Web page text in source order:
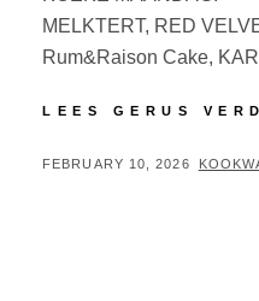
MELKTERT, RED
Rum&Raison Cake,
LEES GERUS
FEBRUARY 10, 2026